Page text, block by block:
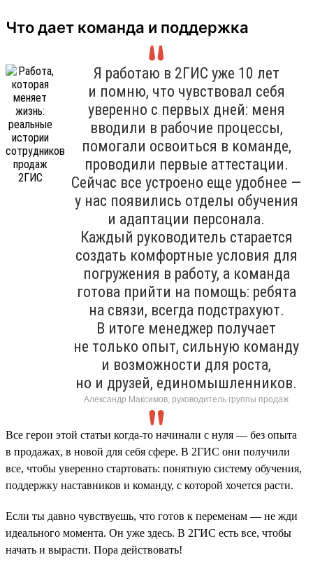
Что дает команда и поддержка
Я работаю в 2ГИС уже 10 лет
и помню, что чувствовал себя
уверенно с первых дней: меня
вводили в рабочие процессы,
помогали освоиться в команде,
проводили первые аттестации.
Сейчас все устроено еще удобнее —
у нас появились отделы обучения
и адаптации персонала.
Каждый руководитель старается
создать комфортные условия для
погружения в работу, а команда
готова прийти на помощь: ребята
на связи, всегда подстрахуют.
В итоге менеджер получает
не только опыт, сильную команду
и возможности для роста,
но и друзей, единомышленников.
Александр Максимов, руководитель группы продаж
Все герои этой статьи когда-то начинали с нуля — без опыта
в продажах, в новой для себя сфере. В 2ГИС они получили
все, чтобы уверенно стартовать: понятную систему обучения,
поддержку наставников и команду, с которой хочется расти.
Если ты давно чувствуешь, что готов к переменам — не жди
идеального момента. Он уже здесь. В 2ГИС есть все, чтобы
начать и вырасти. Пора действовать!